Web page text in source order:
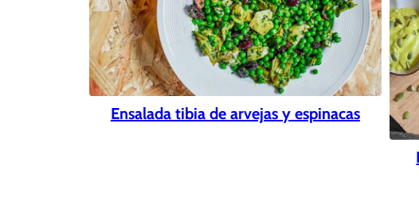
Ensalada tibia de arvejas y espinacas